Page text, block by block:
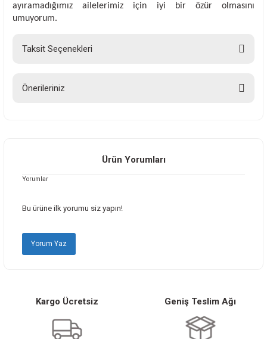
ayıramadığımız ailelerimiz için iyi bir özür olmasını
umuyorum.
Taksit Seçenekleri
Önerileriniz
Ürün resmi kalitesiz, bozuk veya görüntülenemiyor.
Ürün bilgilerinde hatalar bulunuyor.
Bu ürüne benzer farklı alternatifler olmalı.
Ürün Yorumları
Yorumlar
Bu ürüne ilk yorumu siz yapın!
Yorum Yaz
Kargo Ücretsiz Geniş Teslim Ağı